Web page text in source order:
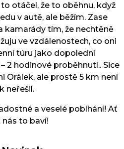
otáčel, že to oběhnu, když
v autě, ale běžím. Zase
kamarády tím, že nechtěně
ve vzdálenostech, co oni
túru jako dopolední
2 hodinové proběhnutí.. Sice
Orálek, ale prostě 5 km není
neřešil.
a veselé pobíhání! Ať
to baví!